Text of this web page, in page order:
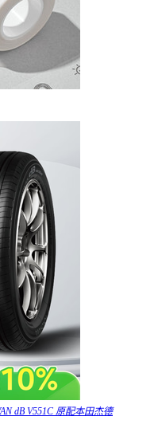
dB V551C 原配本田杰德